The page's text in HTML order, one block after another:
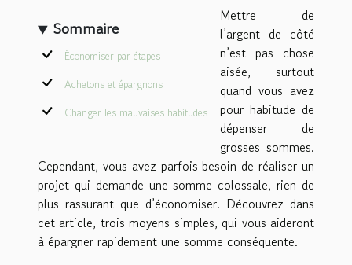
Sommaire
Économiser par étapes
Achetons et épargnons
Changer les mauvaises habitudes
Mettre de
l’argent de côté
n’est pas chose
aisée, surtout
quand vous avez
pour habitude de
dépenser de
grosses sommes.
Cependant, vous avez parfois besoin de réaliser un
projet qui demande une somme colossale, rien de
plus rassurant que d’économiser. Découvrez dans
cet article, trois moyens simples, qui vous aideront
à épargner rapidement une somme conséquente.